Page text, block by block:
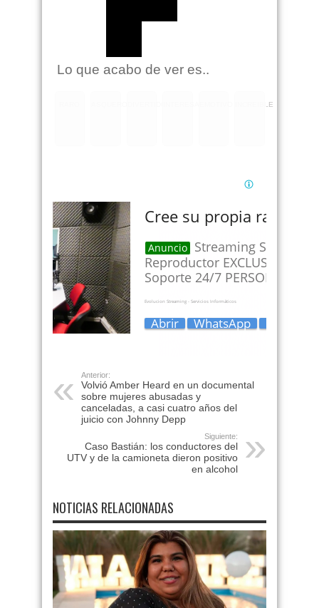
Lo que acabo de ver es..
INCREIBLE
Anterior:
Volvió Amber Heard en un documental
sobre mujeres abusadas y
canceladas, a casi cuatro años del
juicio con Johnny Depp
Siguiente:
Caso Bastián: los conductores del
UTV y de la camioneta dieron positivo
en alcohol
NOTICIAS RELACIONADAS